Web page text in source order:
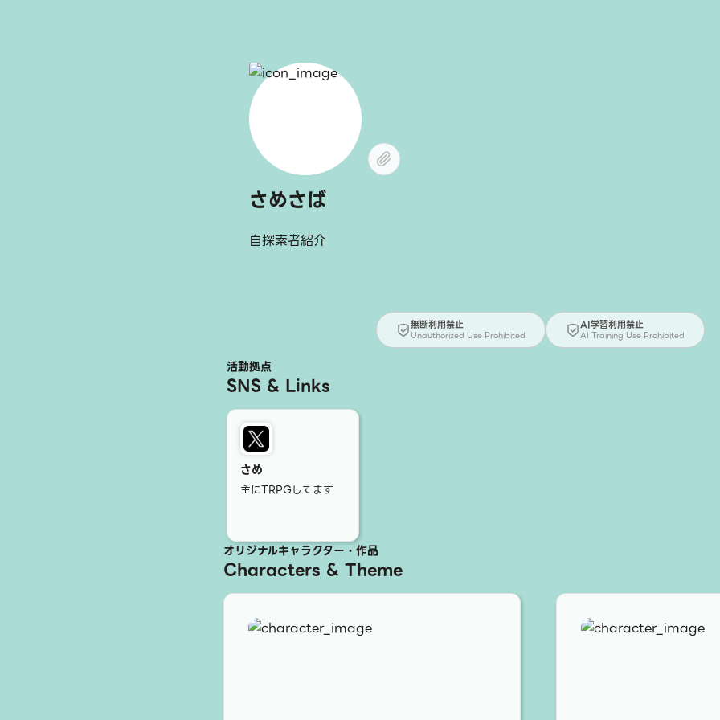
さめさば
自探索者紹介
無断利用禁止
Unauthorized Use Prohibited
AI学習利用禁止
AI Training Use Prohibited
活動拠点
SNS & Links
さめ
主にTRPGしてます
オリジナルキャラクター・作品
Characters & Theme